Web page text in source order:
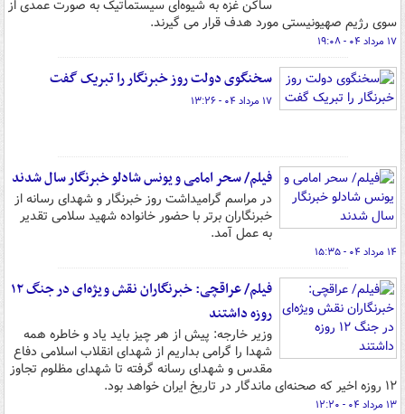
ساکن غزه به شیوه‌ای سیستماتیک به صورت عمدی از
سوی رژیم صهیونیستی مورد هدف قرار می گیرند.
۱۷ مرداد ۰۴ - ۱۹:۰۸
سخنگوی دولت روز خبرنگار را تبریک گفت
۱۷ مرداد ۰۴ - ۱۳:۲۶
فیلم/ سحر امامی و یونس شادلو خبرنگار سال شدند
در مراسم گرامیداشت روز خبرنگار و شهدای رسانه از
خبرنگاران برتر با حضور خانواده شهید سلامی تقدیر
به عمل آمد.
۱۴ مرداد ۰۴ - ۱۵:۳۵
فیلم/ عراقچی: خبرنگاران نقش ویژه‌ای در جنگ ۱۲
روزه داشتند
وزیر خارجه: پیش از هر چیز باید یاد و خاطره همه
شهدا را گرامی بداریم از شهدای انقلاب اسلامی دفاع
مقدس و شهدای رسانه گرفته تا شهدای مظلوم تجاوز
۱۲ روزه اخیر که صحنه‌ای ماندگار در تاریخ ایران خواهد بود.
۱۳ مرداد ۰۴ - ۱۲:۲۰